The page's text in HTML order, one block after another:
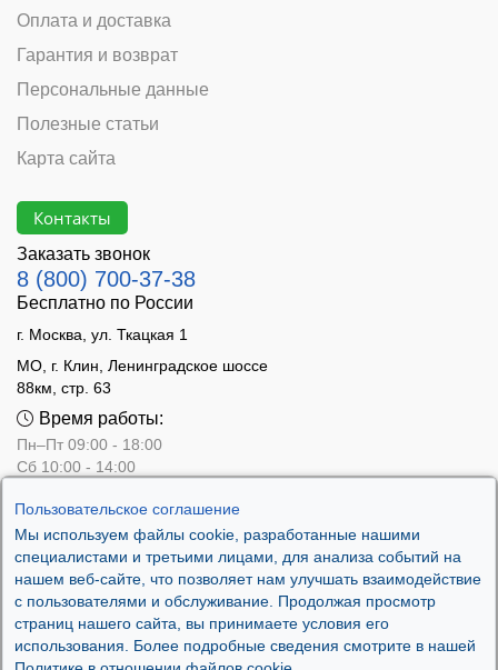
Пользовательское соглашение
Мы используем файлы cookie, разработанные нашими
специалистами и третьими лицами, для анализа событий на
нашем веб-сайте, что позволяет нам улучшать взаимодействие
с пользователями и обслуживание. Продолжая просмотр
страниц нашего сайта, вы принимаете условия его
использования. Более подробные сведения смотрите в нашей
Оплата и доставка
Гарантия и возврат
Персональные данные
Полезные статьи
Карта сайта
Контакты
Заказать звонок
8 (800) 700-37-38
Бесплатно по России
г. Москва, ул. Ткацкая 1
МО, г. Клин, Ленинградское шоссе
88км, стр. 63
Время работы:
Пн–Пт 09:00 - 18:00
Сб 10:00 - 14:00